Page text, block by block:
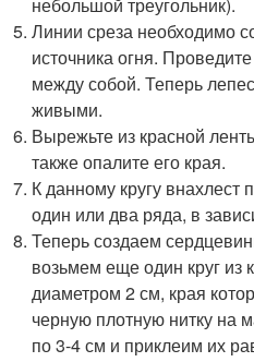
Линии среза необходимо
источника огня.
между собой. Теперь
живыми.
Вырежьте из красной
также опалите его края.
К данному кругу внахлест
один или два ряда, в
Теперь создаем
возьмем еще один круг из
диаметром 2 см, края
черную плотную нитку на
по 3-4 см и приклеим их